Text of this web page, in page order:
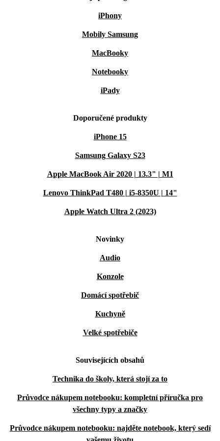
iPhony
Mobily Samsung
MacBooky
Notebooky
iPady
Doporučené produkty
iPhone 15
Samsung Galaxy S23
Apple MacBook Air 2020 | 13.3" | M1
Lenovo ThinkPad T480 | i5-8350U | 14"
Apple Watch Ultra 2 (2023)
Novinky
Audio
Konzole
Domácí spotřebič
Kuchyně
Velké spotřebiče
Souvisejících obsahů
Technika do školy, která stojí za to
Průvodce nákupem notebooku: kompletní příručka pro
všechny typy a značky
Průvodce nákupem notebooku: najděte notebook, který sedí